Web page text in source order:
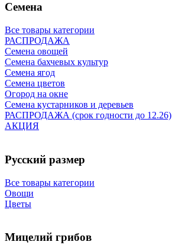
Семена
Все товары категории
РАСПРОДАЖА
Семена овощей
Семена бахчевых культур
Семена ягод
Семена цветов
Огород на окне
Семена кустарников и деревьев
РАСПРОДАЖА (срок годности до 12.26)
АКЦИЯ
Русский размер
Все товары категории
Овощи
Цветы
Мицелий грибов